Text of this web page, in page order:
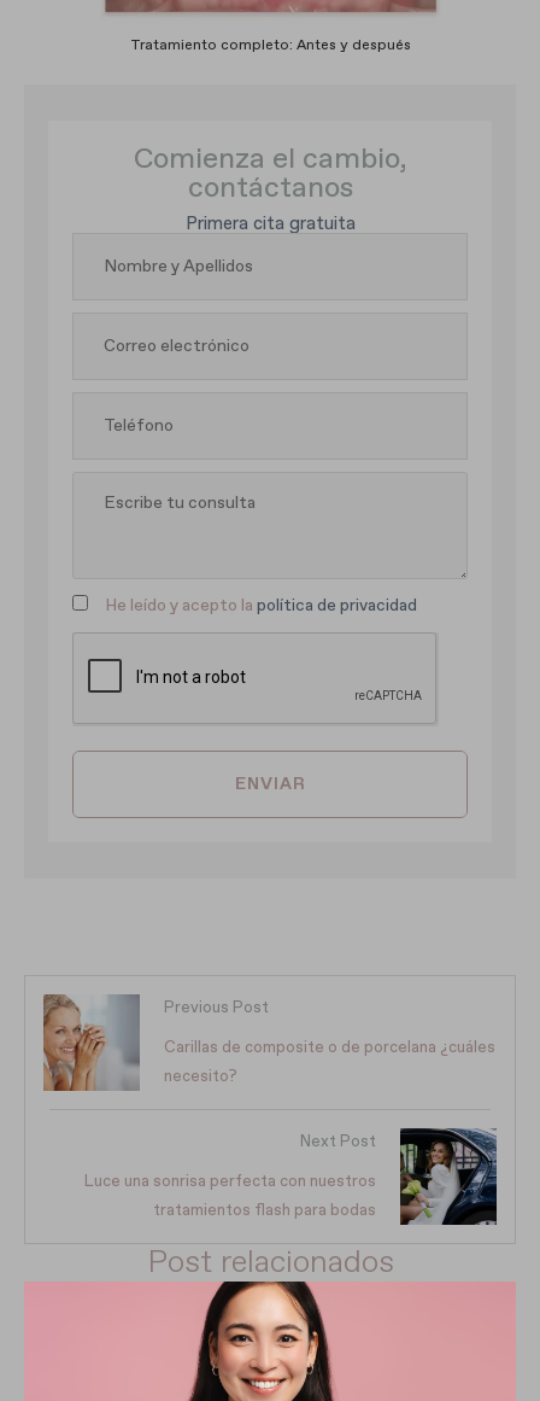
Tratamiento completo: Antes y después
Comienza el cambio,
contáctanos
Primera cita gratuita
He leído y acepto la política de privacidad
ENVIAR
Previous Post
Carillas de composite o de porcelana ¿cuáles
necesito?
Next Post
Luce una sonrisa perfecta con nuestros
tratamientos flash para bodas
Post relacionados